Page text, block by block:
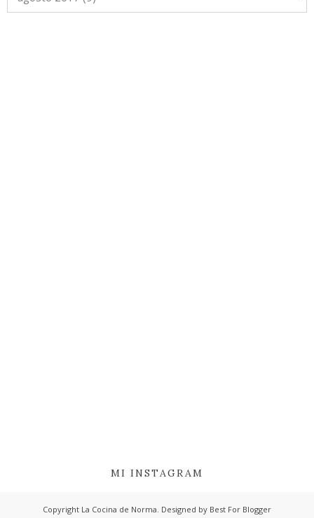
MI INSTAGRAM
Copyright La Cocina de Norma . Designed by Best For Blogger